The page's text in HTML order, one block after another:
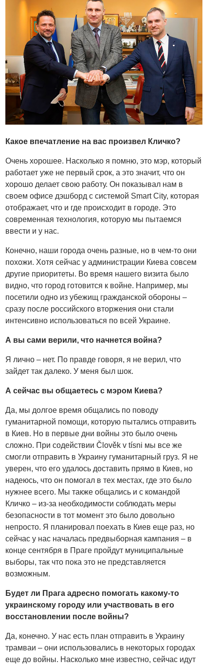
Какое впечатление на вас произвел Кличко?
Очень хорошее. Насколько я помню, это мэр, который
работает уже не первый срок, а это значит, что он
хорошо делает свою работу. Он показывал нам в
своем офисе дэшборд с системой Smart City, которая
отображает, что и где происходит в городе. Это
современная технология, которую мы пытаемся
ввести и у нас.
Конечно, наши города очень разные, но в чем-то они
похожи. Хотя сейчас у администрации Киева совсем
другие приоритеты. Во время нашего визита было
видно, что город готовится к войне. Например, мы
посетили одно из убежищ гражданской обороны –
сразу после российского вторжения они стали
интенсивно использоваться по всей Украине.
А вы сами верили, что начнется война?
Я лично – нет. По правде говоря, я не верил, что
зайдет так далеко. У меня был шок.
А сейчас вы общаетесь с мэром Киева?
Да, мы долгое время общались по поводу
гуманитарной помощи, которую пытались отправить
в Киев. Но в первые дни войны это было очень
сложно. При содействии Člověk v tísni мы все же
смогли отправить в Украину гуманитарный груз. Я не
уверен, что его удалось доставить прямо в Киев, но
надеюсь, что он помогал в тех местах, где это было
нужнее всего. Мы также общались и с командой
Кличко – из-за необходимости соблюдать меры
безопасности в тот момент это было довольно
непросто. Я планировал поехать в Киев еще раз, но
сейчас у нас началась предвыборная кампания – в
конце сентября в Праге пройдут муниципальные
выборы, так что пока это не представляется
возможным.
Будет ли Прага адресно помогать какому-то
украинскому городу или участвовать в его
восстановлении после войны?
Да, конечно. У нас есть план отправить в Украину
трамваи – они использовались в некоторых городах
еще до войны. Насколько мне известно, сейчас идут